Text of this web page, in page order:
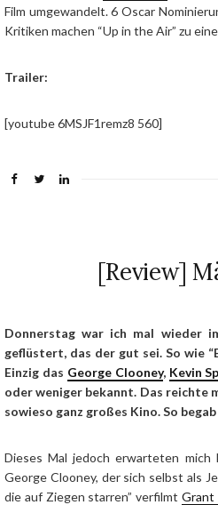
Film umgewandelt. 6 Oscar
Kritiken machen “Up in the Air” zu
Trailer:
[youtube 6MSJF1remz8 560]
[Review]
Donnerstag war ich mal wieder
geflüstert, das der gut sei. So wie
Einzig das George Clooney, Kevin
oder weniger bekannt. Das reichte
sowieso ganz großes Kino. So
Dieses Mal jedoch erwarteten mich
George Clooney, der sich selbst als
die auf Ziegen starren” verfilmtGrant